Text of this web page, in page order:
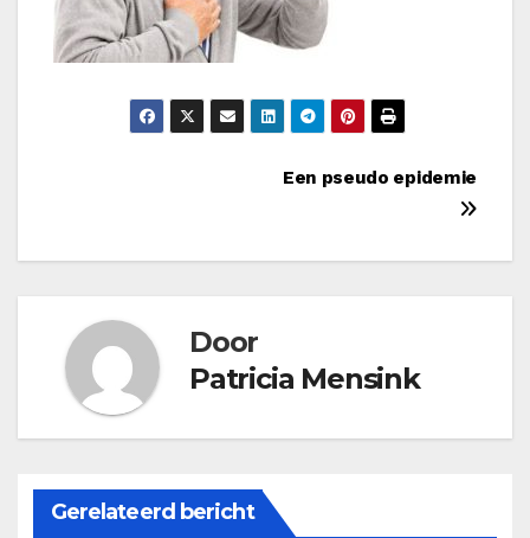
Een pseudo epidemie
Door
Patricia Mensink
Gerelateerd bericht